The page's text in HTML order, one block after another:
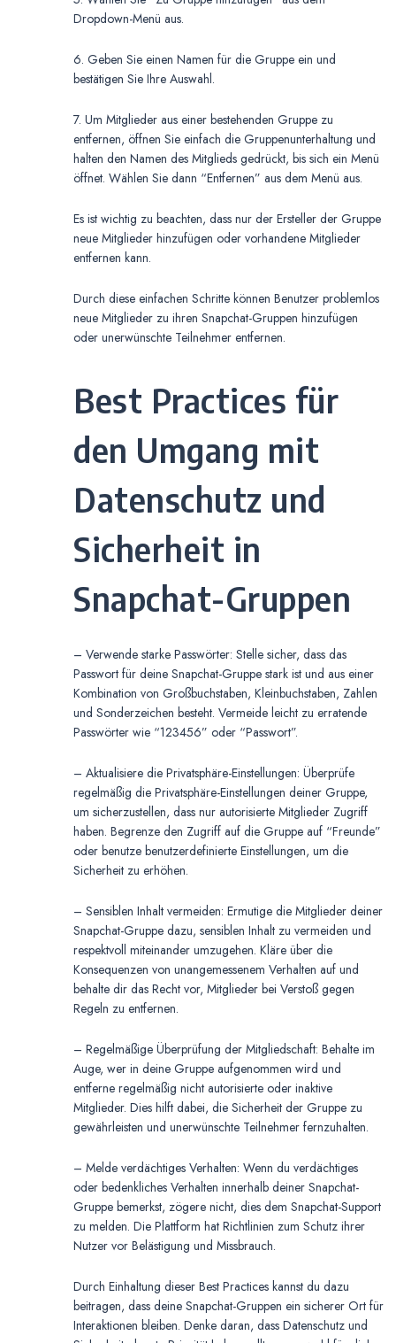
Dropdown-Menü aus.
6. Geben Sie einen Namen für die Gruppe ein und
bestätigen Sie Ihre Auswahl.
7. Um Mitglieder aus einer bestehenden Gruppe zu
entfernen, öffnen Sie einfach die Gruppenunterhaltung und
halten den Namen des Mitglieds gedrückt, bis sich ein Menü
öffnet. Wählen Sie dann “Entfernen” aus dem Menü aus.
Es ist wichtig zu beachten, dass nur der Ersteller der Gruppe
neue Mitglieder hinzufügen oder vorhandene Mitglieder
entfernen kann.
Durch diese einfachen Schritte können Benutzer problemlos
neue Mitglieder zu ihren Snapchat-Gruppen hinzufügen
oder unerwünschte Teilnehmer entfernen.
Best Practices für
den Umgang mit
Datenschutz und
Sicherheit in
Snapchat-Gruppen
– Verwende starke Passwörter: Stelle sicher, dass das
Passwort für deine Snapchat-Gruppe stark ist und aus einer
Kombination von Großbuchstaben, Kleinbuchstaben, Zahlen
und Sonderzeichen besteht. Vermeide leicht zu erratende
Passwörter wie “123456” oder “Passwort”.
– Aktualisiere die Privatsphäre-Einstellungen: Überprüfe
regelmäßig die Privatsphäre-Einstellungen deiner Gruppe,
um sicherzustellen, dass nur autorisierte Mitglieder Zugriff
haben. Begrenze den Zugriff auf die Gruppe auf “Freunde”
oder benutze benutzerdefinierte Einstellungen, um die
Sicherheit zu erhöhen.
– Sensiblen Inhalt vermeiden: Ermutige die Mitglieder deiner
Snapchat-Gruppe dazu, sensiblen Inhalt zu vermeiden und
respektvoll miteinander umzugehen. Kläre über die
Konsequenzen von unangemessenem Verhalten auf und
behalte dir das Recht vor, Mitglieder bei Verstoß gegen
Regeln zu entfernen.
– Regelmäßige Überprüfung der Mitgliedschaft: Behalte im
Auge, wer in deine Gruppe aufgenommen wird und
entferne regelmäßig nicht autorisierte oder inaktive
Mitglieder. Dies hilft dabei, die Sicherheit der Gruppe zu
gewährleisten und unerwünschte Teilnehmer fernzuhalten.
– Melde verdächtiges Verhalten: Wenn du verdächtiges
oder bedenkliches Verhalten innerhalb deiner Snapchat-
Gruppe bemerkst, zögere nicht, dies dem Snapchat-Support
zu melden. Die Plattform hat Richtlinien zum Schutz ihrer
Nutzer vor Belästigung und Missbrauch.
Durch Einhaltung dieser Best Practices kannst du dazu
beitragen, dass deine Snapchat-Gruppen ein sicherer Ort für
Interaktionen bleiben. Denke daran, dass Datenschutz und